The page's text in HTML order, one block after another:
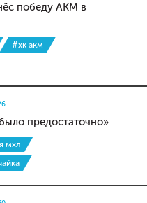
победу АКМ в
#хк акм
предостаточно»
мхл